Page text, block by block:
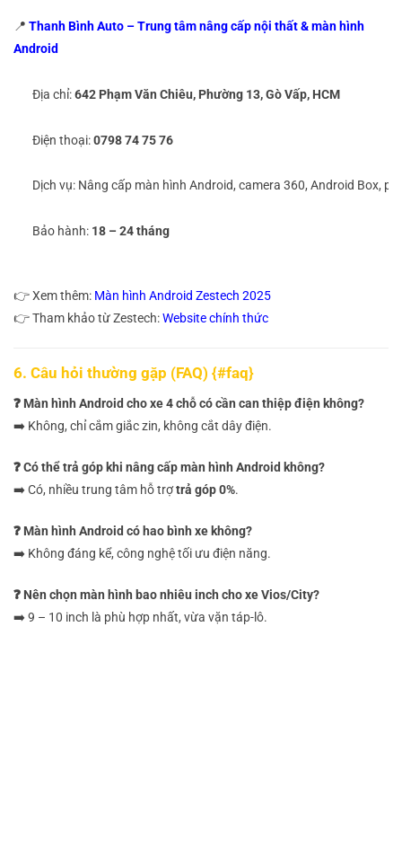
📍 Thanh Bình Auto – Trung tâm nâng cấp nội thất & màn hình
Android
Địa chỉ:642 Phạm Văn Chiêu, Phường 13, Gò Vấp, HCM
Điện thoại:0798 74 75 76
Dịch vụ: Nâng cấp màn hình Android, camera 360, Android Box,
Bảo hành: 18 – 24 tháng
👉 Xem thêm: Màn hình Android Zestech 2025
👉 Tham khảo từ Zestech:Website chính thức
6. Câu hỏi thường gặp (FAQ) {#faq}
❓ Màn hình Android cho xe 4 chỗ có cần can thiệp điện không?
➡️ Không, chỉ cắm giắc zin, không cắt dây điện.
❓ Có thể trả góp khi nâng cấp màn hình Android không?
➡️ Có, nhiều trung tâm hỗ trợtrả góp 0%.
❓ Màn hình Android có hao bình xe không?
➡️ Không đáng kể, công nghệ tối ưu điện năng.
❓ Nên chọn màn hình bao nhiêu inch cho xe Vios/City?
➡️ 9 – 10 inch là phù hợp nhất, vừa vặn táp-lô.